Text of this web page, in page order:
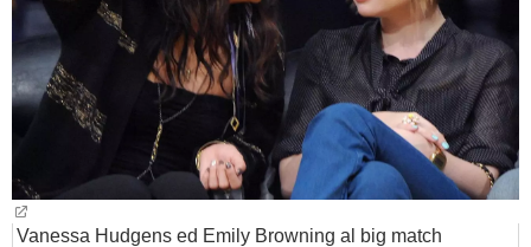
Vanessa Hudgens ed Emily Browning al big match